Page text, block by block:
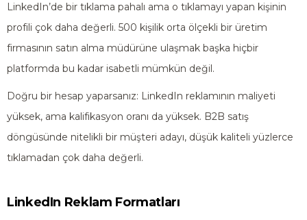
LinkedIn’de bir tıklama pahalı ama o tıklamayı yapan kişinin
profili çok daha değerli. 500 kişilik orta ölçekli bir üretim
firmasının satın alma müdürüne ulaşmak başka hiçbir
platformda bu kadar isabetli mümkün değil.
Doğru bir hesap yaparsanız: LinkedIn reklamının maliyeti
yüksek, ama kalifikasyon oranı da yüksek. B2B satış
döngüsünde nitelikli bir müşteri adayı, düşük kaliteli yüzlerce
tıklamadan çok daha değerli.
LinkedIn Reklam Formatları